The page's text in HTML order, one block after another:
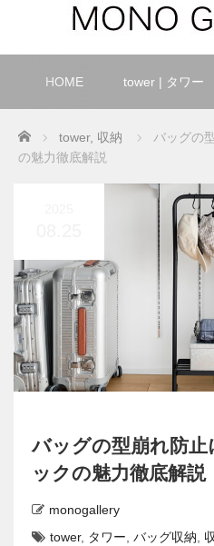
HOME tower | タワー
Home tower, 収納
バッグの
の魅力徹底解説
バッグの型崩れ防
ックの魅力徹底解説
monogallery
tower, タワー バッグ収納